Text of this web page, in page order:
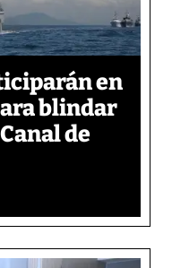
en
blindar
de